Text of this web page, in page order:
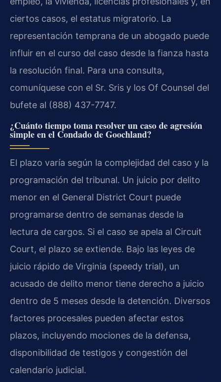
ciertos casos, el estatus migratorio. La
representación temprana de un abogado puede
influir en el curso del caso desde la fianza hasta
la resolución final. Para una consulta,
comuníquese con el Sr. Sris y los Of Counsel del
bufete al (888) 437-7747.
¿Cuánto tiempo toma resolver un caso de agresión
simple en el Condado de Goochland?
El plazo varía según la complejidad del caso y la
programación del tribunal. Un juicio por delito
menor en el General District Court puede
programarse dentro de semanas desde la
lectura de cargos. Si el caso se apela al Circuit
Court, el plazo se extiende. Bajo las leyes de
juicio rápido de Virginia (speedy trial), un
acusado de delito menor tiene derecho a juicio
dentro de 5 meses desde la detención. Diversos
factores procesales pueden afectar estos
plazos, incluyendo mociones de la defensa,
disponibilidad de testigos y congestión del
calendario judicial.